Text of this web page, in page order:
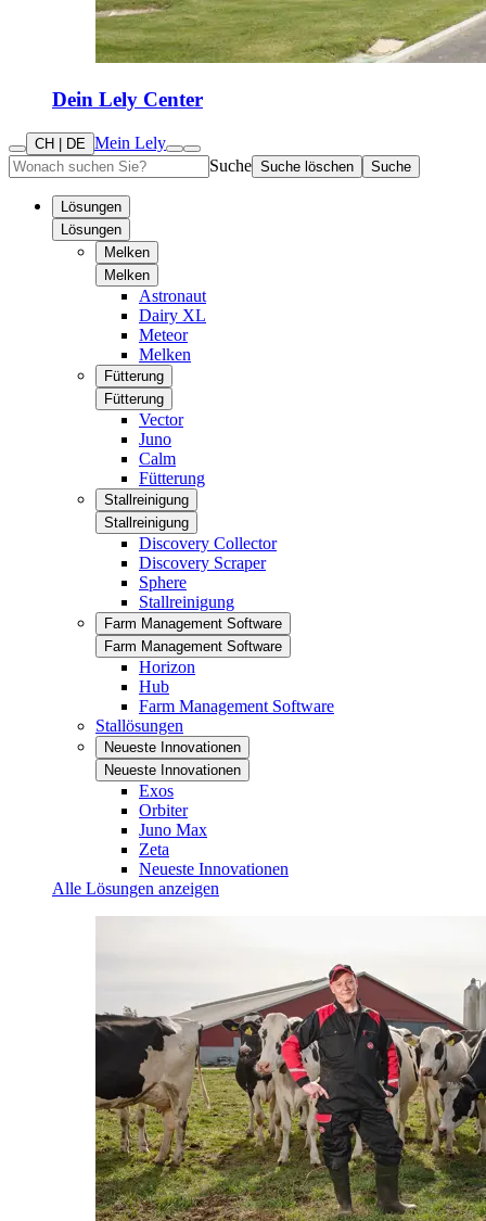
Dein Lely Center
CH | DE Mein Lely
Suche Suche löschen Suche
Lösungen
Lösungen
Melken
Melken
Astronaut
Dairy XL
Meteor
Melken
Fütterung
Fütterung
Vector
Juno
Calm
Fütterung
Stallreinigung
Stallreinigung
Discovery Collector
Discovery Scraper
Sphere
Stallreinigung
Farm Management Software
Farm Management Software
Horizon
Hub
Farm Management Software
Stallösungen
Neueste Innovationen
Neueste Innovationen
Exos
Orbiter
Juno Max
Zeta
Neueste Innovationen
Alle Lösungen anzeigen